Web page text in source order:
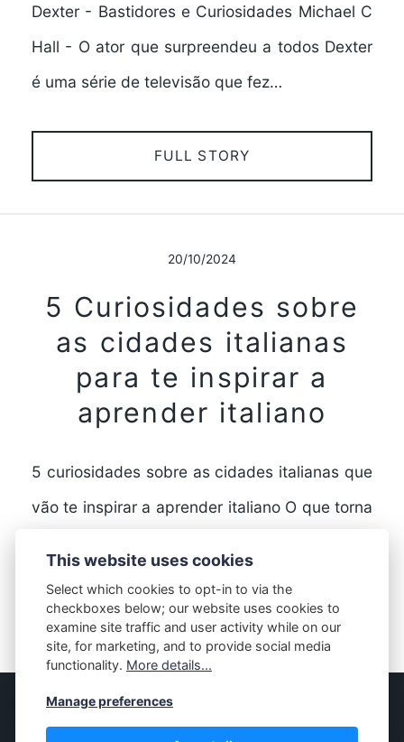
Dexter - Bastidores e Curiosidades Michael C
Hall - O ator que surpreendeu a todos Dexter
é uma série de televisão que fez…
FULL STORY
20/10/2024
5 Curiosidades sobre
as cidades italianas
para te inspirar a
aprender italiano
5 curiosidades sobre as cidades italianas que
vão te inspirar a aprender italiano O que torna
FULL STORY
This website uses cookies
Select which cookies to opt-in to via the
checkboxes below; our website uses cookies to
examine site traffic and user activity while on our
site, for marketing, and to provide social media
functionality. More details...
Manage preferences